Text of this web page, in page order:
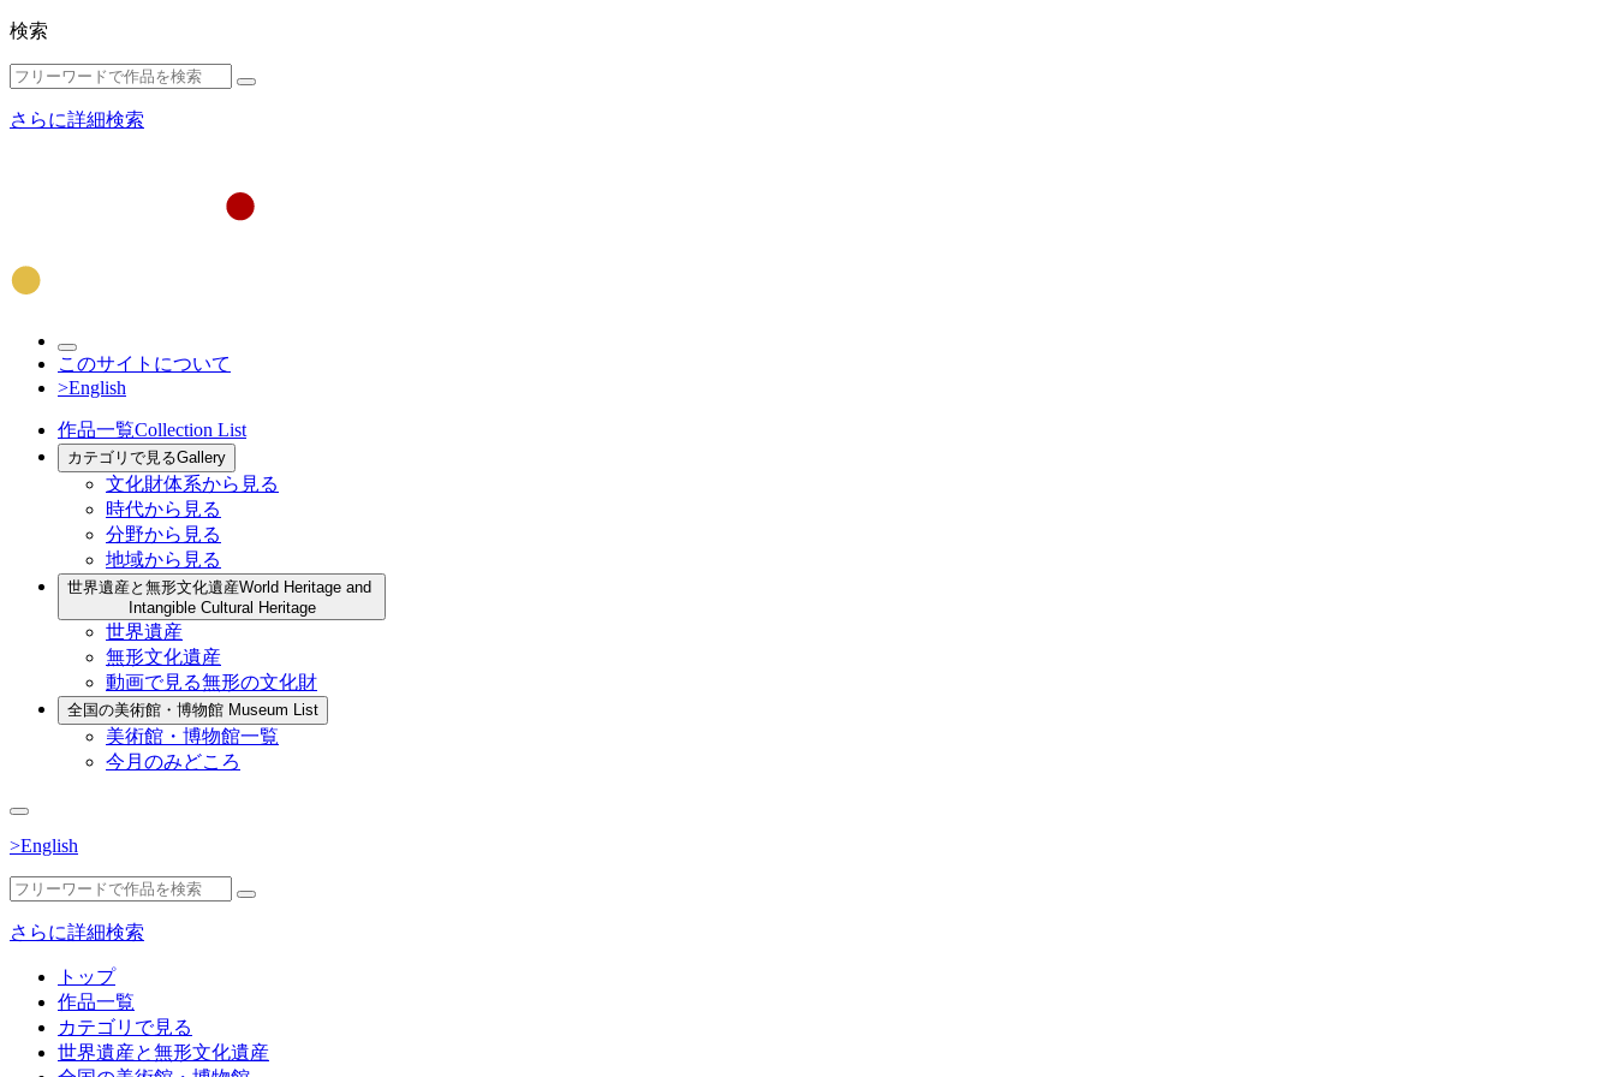
検索
さらに詳細検索
このサイトについて
>English
作品一覧Collection List
カテゴリで見るGallery
文化財体系から見る
時代から見る
分野から見る
地域から見る
世界遺産と無形文化遺産World Heritage and
Intangible Cultural Heritage
世界遺産
無形文化遺産
動画で見る無形の文化財
全国の美術館・博物館 Museum List
美術館・博物館一覧
今月のみどころ
>English
さらに詳細検索
トップ
作品一覧
カテゴリで見る
世界遺産と無形文化遺産